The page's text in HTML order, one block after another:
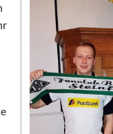
Saisonopening
Familientag
Familientag
Familientag